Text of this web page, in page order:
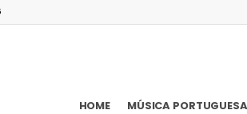
HOME MÚSICA PORTUGUESA